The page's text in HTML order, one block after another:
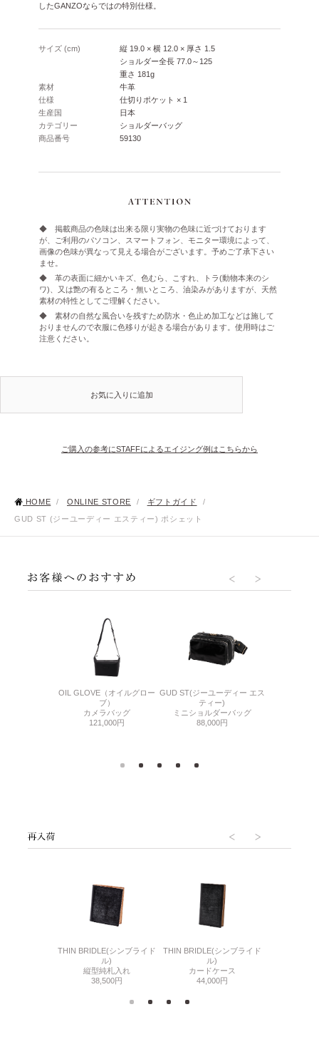
したGANZOならではの特別仕様。
サイズ (cm)
縦 19.0 × 横 12.0 × 厚さ 1.5
ショルダー全長 77.0～125
重さ 181g
素材
牛革
仕様
仕切りポケット × 1
生産国
日本
カテゴリー
ショルダーバッグ
商品番号
59130
◆ 掲載商品の色味は出来る限り実物の色味に近づけております
が、ご利用のパソコン、スマートフォン、モニター環境によって、
画像の色味が異なって見える場合がございます。予めご了承下さい
ませ。
◆ 革の表面に細かいキズ、色むら、こすれ、トラ(動物本来のシ
ワ)、又は艶の有るところ・無いところ、油染みがありますが、天然
素材の特性としてご理解ください。
◆ 素材の自然な風合いを残すため防水・色止め加工などは施して
おりませんので衣服に色移りが起きる場合があります。使用時はご
注意ください。
お気に入りに追加
ご購入の参考にSTAFFによるエイジング例はこちらから
HOME / ONLINE STORE / ギフトガイド
/
GUD ST (ジーユーディー エスティー) ポシェット
OIL GLOVE（オイルグロー
ブ）
カメラバッグ
121,000円
GUD ST(ジーユーディー エス
ティー)
ミニショルダーバッグ
88,000円
THIN BRIDLE(シンブライド
ル)
縦型純札入れ
38,500円
THIN BRIDLE(シンブライド
ル)
カードケース
44,000円